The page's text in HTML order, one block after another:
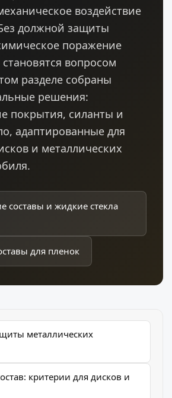
воздействие
должной защиты
поражение
вопросом
разделе собраны
решения:
покрытия, силанты и
адаптированные для
и металлических
составы и жидкие стекла
для пленок
металлических
критерии для дисков и